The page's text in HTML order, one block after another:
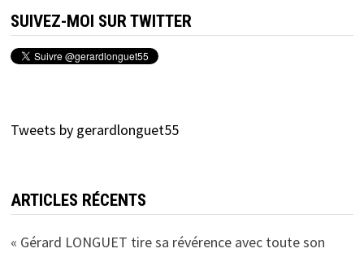
SUIVEZ-MOI SUR TWITTER
Tweets by gerardlonguet55
ARTICLES RÉCENTS
« Gérard LONGUET tire sa révérence avec toute son